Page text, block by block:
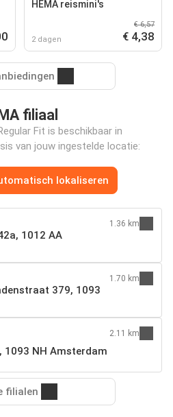
HEMA reismini's
2 dagen
€ 6,57
€ 4,38
filiaal
Fit is beschikbaar in
van jouw ingestelde locatie:
lokaliseren
1012 AA
1.36 km
379, 1093
1.70 km
1093 NH Amsterdam
2.11 km
filialen